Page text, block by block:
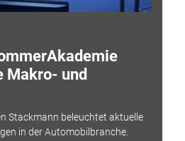
Makro- und
Stackmann beleuchtet aktuelle
in der Automobilbranche.